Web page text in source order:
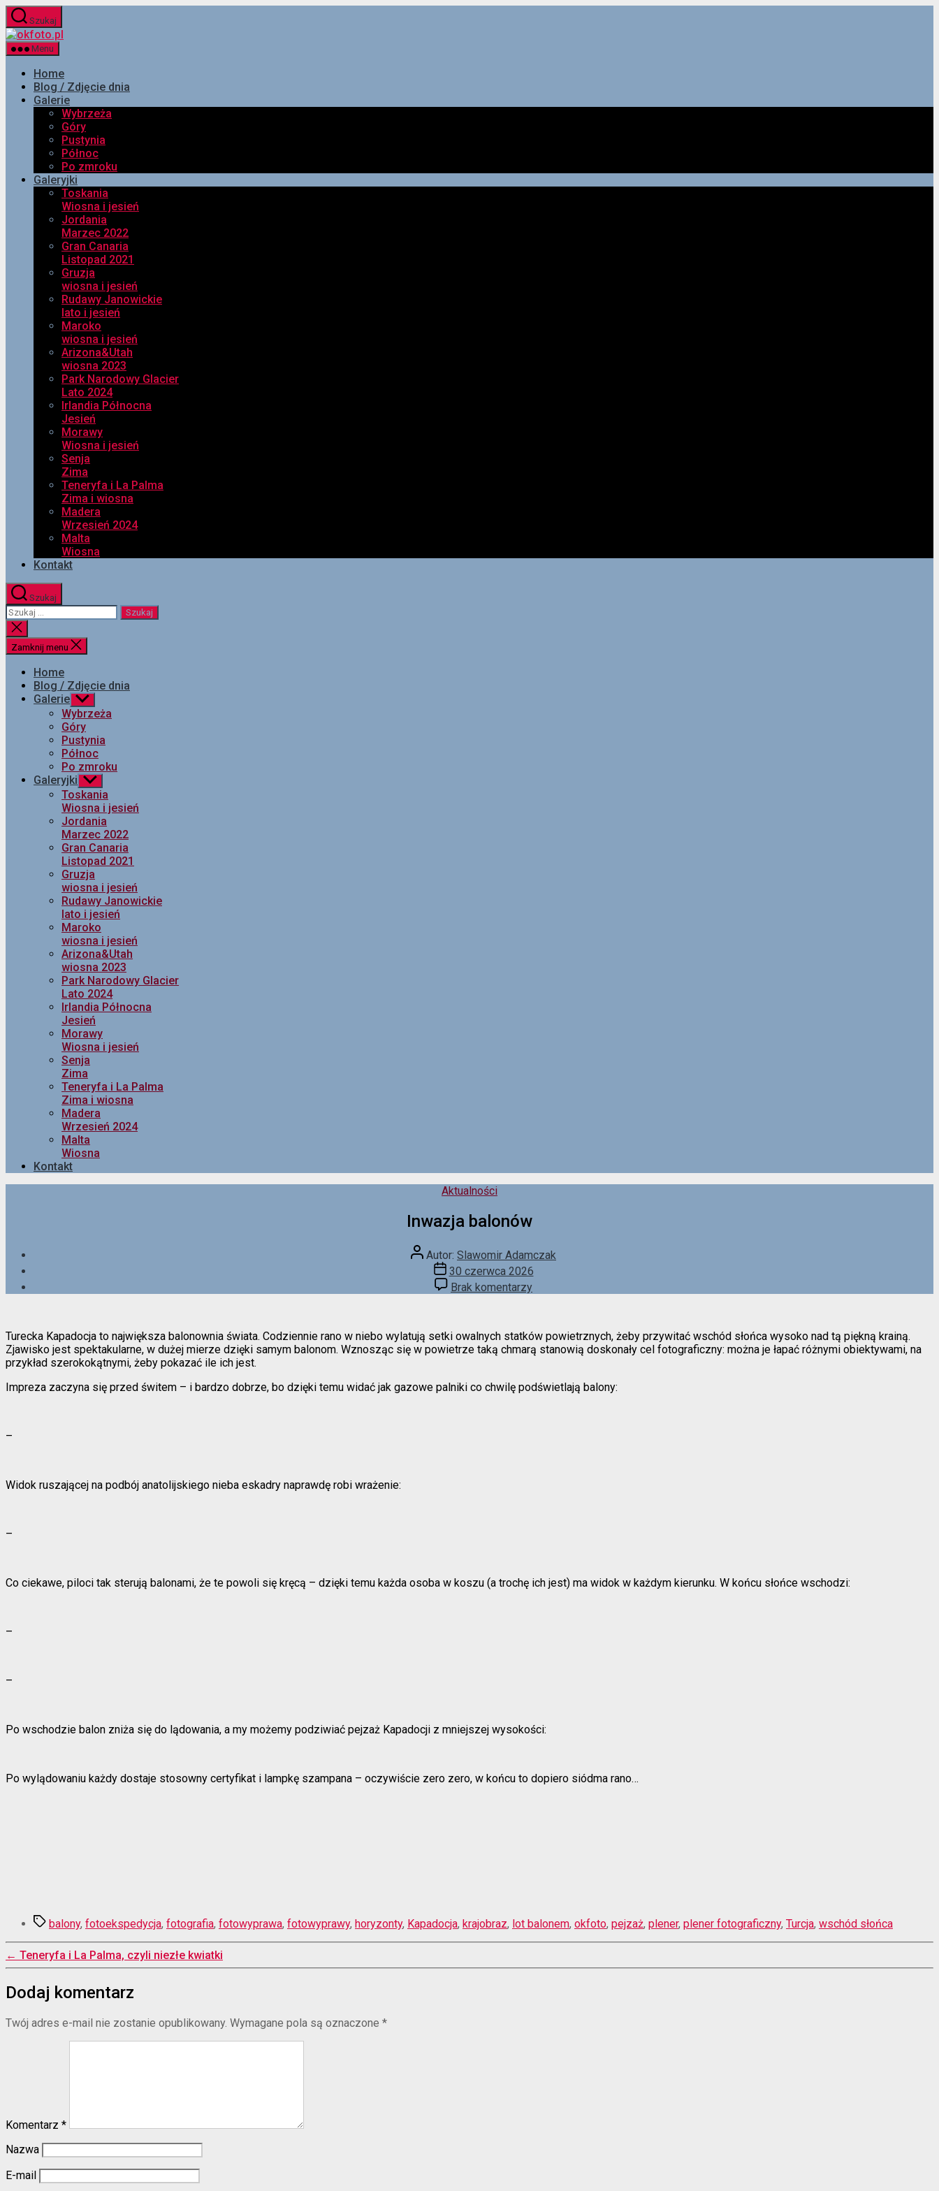
Przejdź
do
treści
Szukaj
Menu
Home
Blog / Zdjęcie dnia
Galerie
Wybrzeża
Góry
Pustynia
Północ
Po zmroku
Galeryjki
Toskania
Wiosna i jesień
Jordania
Marzec 2022
Gran Canaria
Listopad 2021
Gruzja
wiosna i jesień
Rudawy Janowickie
lato i jesień
Maroko
wiosna i jesień
Arizona&Utah
wiosna 2023
Park Narodowy Glacier
Lato 2024
Irlandia Północna
Jesień
Morawy
Wiosna i jesień
Senja
Zima
Teneryfa i La Palma
Zima i wiosna
Madera
Wrzesień 2024
Malta
Wiosna
Kontakt
Szukaj
Szukaj:
Zamknij
wyszukiwanie
Zamknij menu
Home
Blog / Zdjęcie dnia
Galerie Pokaż
podmenu
Wybrzeża
Góry
Pustynia
Północ
Po zmroku
Galeryjki Pokaż
podmenu
Toskania
Wiosna i jesień
Jordania
Marzec 2022
Gran Canaria
Listopad 2021
Gruzja
wiosna i jesień
Rudawy Janowickie
lato i jesień
Maroko
wiosna i jesień
Arizona&Utah
wiosna 2023
Park Narodowy Glacier
Lato 2024
Irlandia Północna
Jesień
Morawy
Wiosna i jesień
Senja
Zima
Teneryfa i La Palma
Zima i wiosna
Madera
Wrzesień 2024
Malta
Wiosna
Kontakt
Kategorie
Aktualności
Inwazja balonów
Autor
wpisu
Autor: Slawomir Adamczak
Data
wpisu
30 czerwca 2026
Brak komentarzydo
Inwazja
Turecka Kapadocja to największa balonownia świata. Codziennie rano w niebo wylatują setki owalnych statków powietrznych, żeby przywitać wschód słońca wysoko nad tą piękną krainą.
Zjawisko jest spektakularne, w dużej mierze dzięki samym balonom. Wznosząc się w powietrze taką chmarą stanowią doskonały cel fotograficzny: można je łapać różnymi obiektywami, na
przykład szerokokątnymi, żeby pokazać ile ich jest.
Impreza zaczyna się przed świtem – i bardzo dobrze, bo dzięki temu widać jak gazowe palniki co chwilę podświetlają balony:
–
Widok ruszającej na podbój anatolijskiego nieba eskadry naprawdę robi wrażenie:
–
Co ciekawe, piloci tak sterują balonami, że te powoli się kręcą – dzięki temu każda osoba w koszu (a trochę ich jest) ma widok w każdym kierunku. W końcu słońce wschodzi:
–
–
Po wschodzie balon zniża się do lądowania, a my możemy podziwiać pejzaż Kapadocji z mniejszej wysokości:
Po wylądowaniu każdy dostaje stosowny certyfikat i lampkę szampana – oczywiście zero zero, w końcu to dopiero siódma rano…
Tagibalony, fotoekspedycja, fotografia, fotowyprawa, fotowyprawy, horyzonty, Kapadocja, krajobraz, lot balonem, okfoto, pejzaż, plener, plener fotograficzny, Turcja, wschód słońca
← Teneryfa i La Palma, czyli niezłe kwiatki
Dodaj komentarz
Twój adres e-mail nie zostanie opublikowany. Wymagane pola są oznaczone *
Komentarz *
Nazwa
E-mail